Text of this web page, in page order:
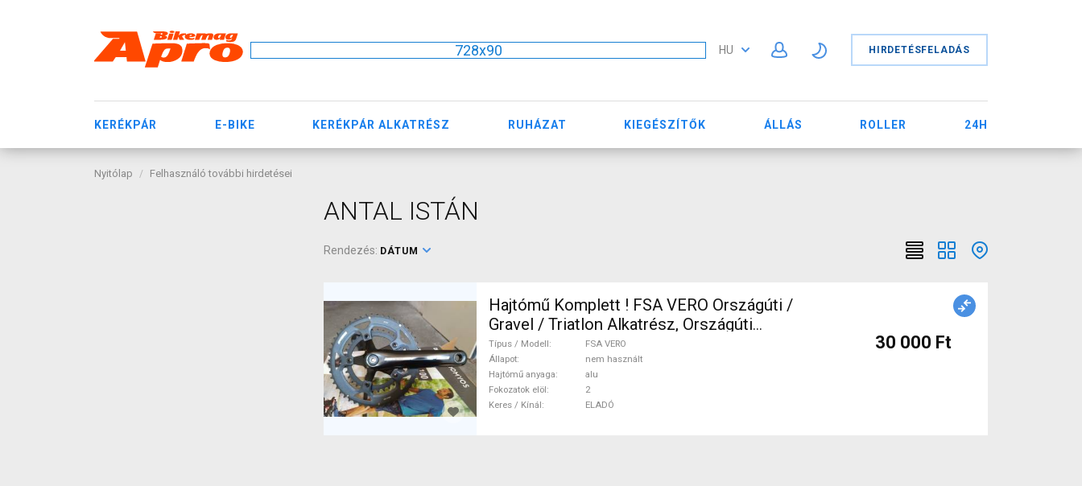
728x90 HU HIRDETÉSFELADÁS
KERÉKPÁR E-BIKE KERÉKPÁR ALKATRÉSZ RUHÁZAT KIEGÉSZÍTŐK ÁLLÁS ROLLER 24H
Nyitólap Felhasználó további hirdetései
ANTAL ISTÁN
Rendezés: DÁTUM
Hajtómű Komplett ! FSA VERO Országúti /
Gravel / Triatlon Alkatrész, Országúti
Hajtásrendszer nem használt ELADÓ
Típus / Modell
FSA VERO
Állapot
nem használt
Hajtómű anyaga
alu
Fokozatok elöl
2
Keres / Kínál
ELADÓ
30 000 Ft